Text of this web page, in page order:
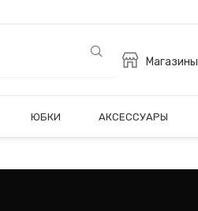
Магазины
ЮБКИ АКСЕССУАРЫ